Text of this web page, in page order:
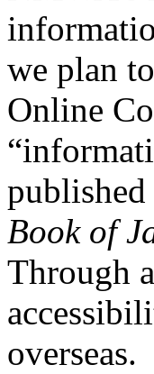
we plan
Online
Book of
Through
overseas.